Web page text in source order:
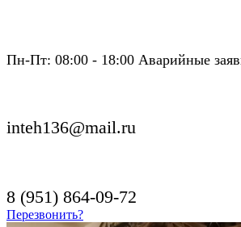
Пн-Пт: 08:00 - 18:00 Аварийные
inteh136@mail.ru
8 (951) 864-09-72
Перезвонить?